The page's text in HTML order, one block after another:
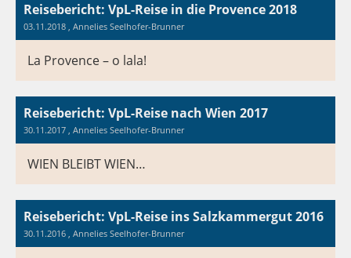
Reisebericht: VpL-Reise in die Provence 2018
03.11.2018 , Annelies Seelhofer-Brunner
La Provence – o lala!
Reisebericht: VpL-Reise nach Wien 2017
30.11.2017 , Annelies Seelhofer-Brunner
WIEN BLEIBT WIEN…
Reisebericht: VpL-Reise ins Salzkammergut 2016
30.11.2016 , Annelies Seelhofer-Brunner